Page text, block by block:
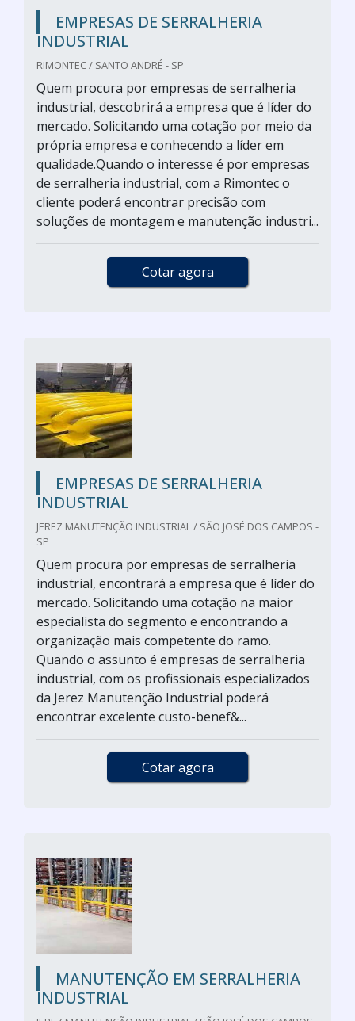
EMPRESAS DE SERRALHERIA
INDUSTRIAL
RIMONTEC / SANTO ANDRÉ - SP
Quem procura por empresas de serralheria
industrial, descobrirá a empresa que é líder do
mercado. Solicitando uma cotação por meio da
própria empresa e conhecendo a líder em
qualidade.Quando o interesse é por empresas
de serralheria industrial, com a Rimontec o
cliente poderá encontrar precisão com
soluções de montagem e manutenção industri...
Cotar agora
EMPRESAS DE SERRALHERIA
INDUSTRIAL
JEREZ MANUTENÇÃO INDUSTRIAL / SÃO JOSÉ DOS CAMPOS -
SP
Quem procura por empresas de serralheria
industrial, encontrará a empresa que é líder do
mercado. Solicitando uma cotação na maior
especialista do segmento e encontrando a
organização mais competente do ramo.
Quando o assunto é empresas de serralheria
industrial, com os profissionais especializados
da Jerez Manutenção Industrial poderá
encontrar excelente custo-benef&...
Cotar agora
MANUTENÇÃO EM SERRALHERIA
INDUSTRIAL